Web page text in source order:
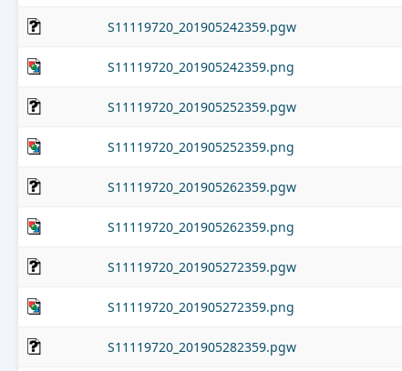
S11119720_201905242359.pgw
S11119720_201905242359.png
S11119720_201905252359.pgw
S11119720_201905252359.png
S11119720_201905262359.pgw
S11119720_201905262359.png
S11119720_201905272359.pgw
S11119720_201905272359.png
S11119720_201905282359.pgw